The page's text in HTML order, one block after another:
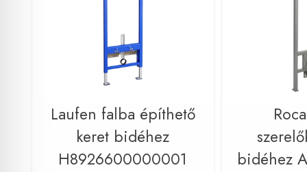
Laufen falba építhető
keret bidéhez
H8926600000001
bidéhez